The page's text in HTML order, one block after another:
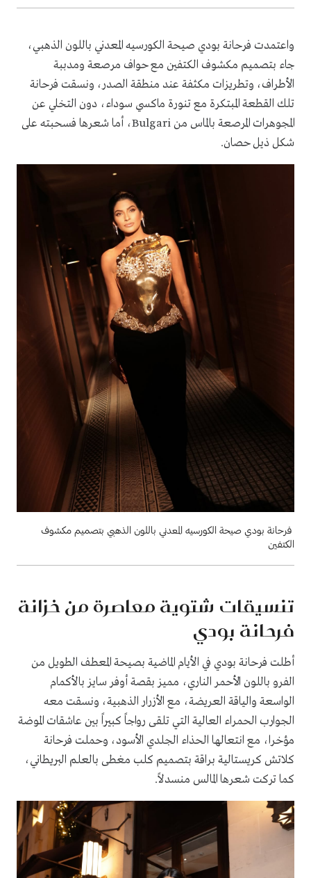
واعتمدت فرحانة بودي صيحة الكورسيه المعدني باللون الذهبي،
جاء بتصميم مكشوف الكتفين مع حواف مرصعة ومدببة
الأطراف، وتطريزات مكثفة عند منطقة الصدر، ونسقت فرحانة
تلك القطعة المبتكرة مع تنورة ماكسي سوداء، دون التخلي عن
المجوهرات المرصعة بالماس من Bulgari، أما شعرها فسحبته على
شكل ذيل حصان.
فرحانة بودي صيحة الكورسيه المعدني باللون الذهبي بتصميم مكشوف
الكتفين
تنسيقات شتوية معاصرة من خزانة
فرحانة بودي
أطلت فرحانة بودي في الأيام الماضية بصيحة المعطف الطويل من
الفرو باللون الأحمر الناري، مميز بقصة أوفر سايز بالأكمام
الواسعة والياقة العريضة، مع الأزرار الذهبية، ونسقت معه
الجوارب الحمراء العالية التي تلقى رواجاً كبيراً بين عاشقات الموضة
مؤخرا، مع انتعالها الحذاء الجلدي الأسود، وحملت فرحانة
كلاتش كريستالية براقة بتصميم كلب مغطى بالعلم البريطاني،
كما تركت شعرها المالس منسدلاً.